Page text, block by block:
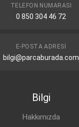
TELEFON NUMARASI
0 850 304 46 72
E-POSTA ADRESI
bilgi@parcaburada.com
Bilgi
Hakkımızda